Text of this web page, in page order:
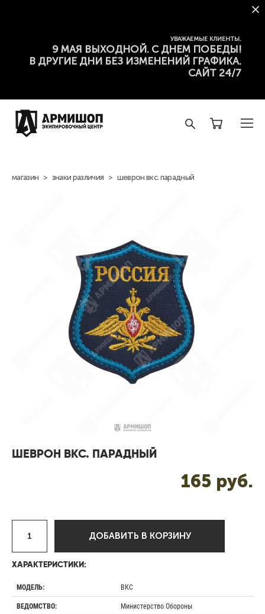
УВАЖАЕМЫЕ КЛИЕНТЫ.
9 МАЯ ВЫХОДНОЙ. С ДНЕМ ПОБЕДЫ!
В ДРУГИЕ ДНИ БЕЗ ИЗМЕНЕНИЙ ГРАФИКА.
САЙТ 24/7
магазин > знаки различия > шеврон вкс. парадный
ШЕВРОН ВКС. ПАРАДНЫЙ
165 pуб.
ДОБАВИТЬ В КОРЗИНУ
ХАРАКТЕРИСТИКИ:
МОДЕЛЬ: ВКС
ВЕДОМСТВО: Министерство Обороны